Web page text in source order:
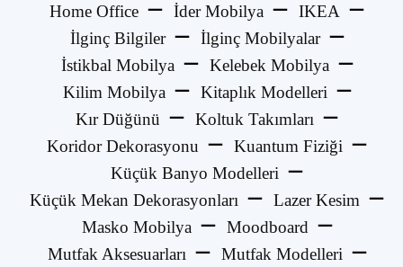
Home Office
İder Mobilya
IKEA
İlginç Bilgiler
İlginç Mobilyalar
İstikbal Mobilya
Kelebek Mobilya
Kilim Mobilya
Kitaplık Modelleri
Kır Düğünü
Koltuk Takımları
Koridor Dekorasyonu
Kuantum Fiziği
Küçük Banyo Modelleri
Küçük Mekan Dekorasyonları
Lazer Kesim
Masko Mobilya
Moodboard
Mutfak Aksesuarları
Mutfak Modelleri